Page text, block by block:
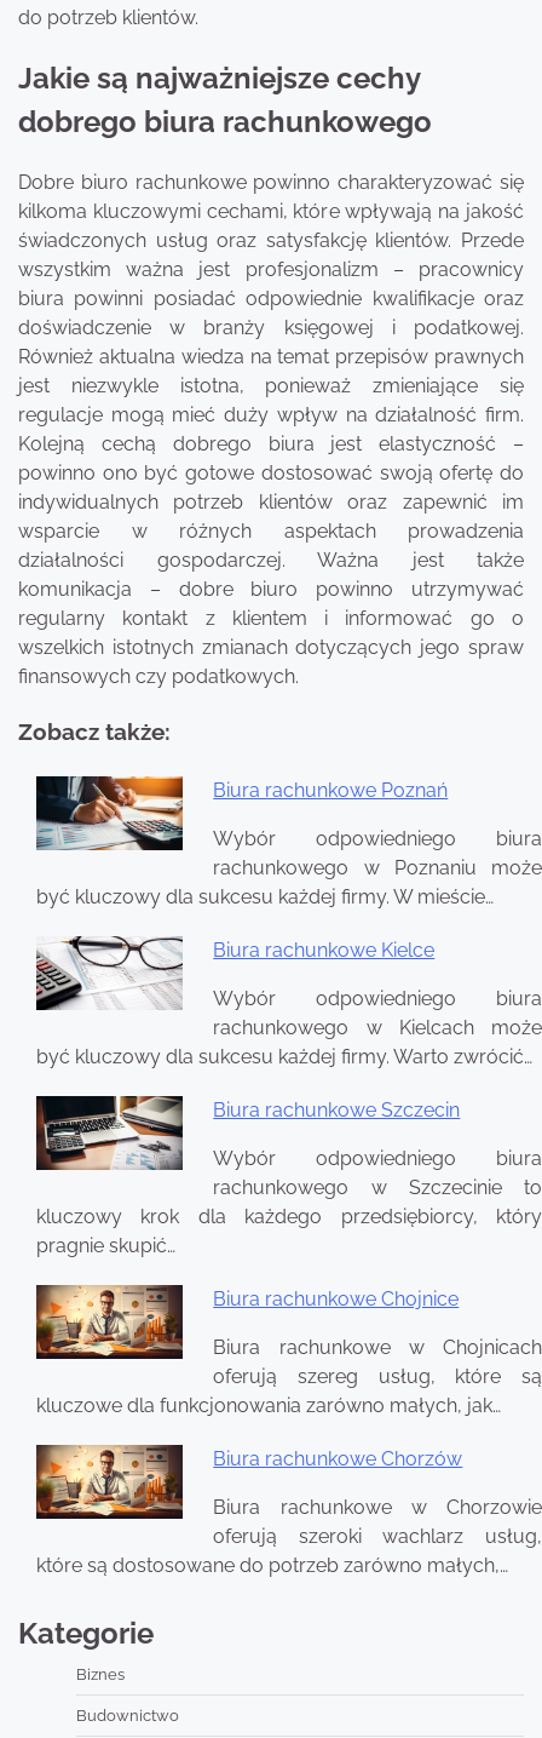
do potrzeb klientów.
Jakie są najważniejsze cechy
dobrego biura rachunkowego
Dobre biuro rachunkowe powinno charakteryzować się
kilkoma kluczowymi cechami, które wpływają na jakość
świadczonych usług oraz satysfakcję klientów. Przede
wszystkim ważna jest profesjonalizm – pracownicy
biura powinni posiadać odpowiednie kwalifikacje oraz
doświadczenie w branży księgowej i podatkowej.
Również aktualna wiedza na temat przepisów prawnych
jest niezwykle istotna, ponieważ zmieniające się
regulacje mogą mieć duży wpływ na działalność firm.
Kolejną cechą dobrego biura jest elastyczność –
powinno ono być gotowe dostosować swoją ofertę do
indywidualnych potrzeb klientów oraz zapewnić im
wsparcie w różnych aspektach prowadzenia
działalności gospodarczej. Ważna jest także
komunikacja – dobre biuro powinno utrzymywać
regularny kontakt z klientem i informować go o
wszelkich istotnych zmianach dotyczących jego spraw
finansowych czy podatkowych.
Zobacz także:
Biura rachunkowe Poznań
Wybór odpowiedniego biura
rachunkowego w Poznaniu może
być kluczowy dla sukcesu każdej firmy. W mieście…
Biura rachunkowe Kielce
Wybór odpowiedniego biura
rachunkowego w Kielcach może
być kluczowy dla sukcesu każdej firmy. Warto zwrócić…
Biura rachunkowe Szczecin
Wybór odpowiedniego biura
rachunkowego w Szczecinie to
kluczowy krok dla każdego przedsiębiorcy, który
pragnie skupić…
Biura rachunkowe Chojnice
Biura rachunkowe w Chojnicach
oferują szereg usług, które są
kluczowe dla funkcjonowania zarówno małych, jak…
Biura rachunkowe Chorzów
Biura rachunkowe w Chorzowie
oferują szeroki wachlarz usług,
które są dostosowane do potrzeb zarówno małych,…
Nawigacja
Kategorie
Biznes
Budownictwo